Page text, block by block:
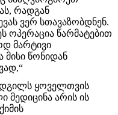
რადგან
ვერ სთავაზობდნენ.
ოპერაცია წარმატებით
მარტივი
მისი წონიდან
ყოველთვის
მედიცინა არის ის